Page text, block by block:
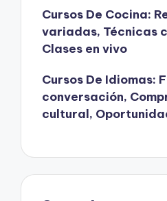
Cursos De Cocina:
variadas, Técnicas
Clases en vivo
Cursos De Idiomas:
conversación,
cultural,